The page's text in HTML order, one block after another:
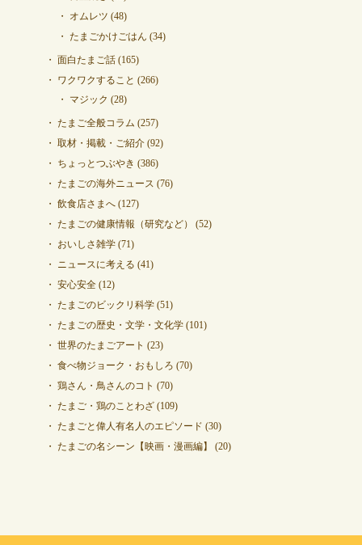
オムレツ (48)
たまごかけごはん (34)
面白たまご話(165)
ワクワクすること (266)
マジック (28)
たまご全般コラム (257)
取材・掲載・ご紹介(92)
ちょっとつぶやき (386)
たまごの海外ニュース (76)
飲食店さまへ(127)
たまごの健康情報（研究など）
(52)
おいしさ雑学(71)
ニュースに考える (41)
安心安全(12)
たまごのビックリ科学(51)
たまごの歴史・文学・文化学(101)
世界のたまごアート (23)
食べ物ジョーク・おもしろ (70)
鶏さん・鳥さんのコト (70)
たまご・鶏のことわざ(109)
たまごと偉人有名人のエピソード (30)
たまごの名シーン【映画・漫画編】
(20)